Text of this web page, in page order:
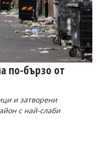
по-бързо от
и затворени
с най-слаби